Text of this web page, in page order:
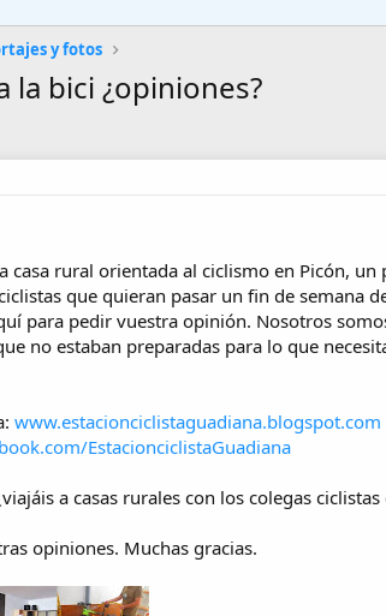
y fotos
la bici ¿opiniones?
casa rural orientada al ciclismo en Picón,
que quieran pasar un fin de semana
para pedir vuestra opinión. Nosotros
no estaban preparadas para lo que
www.estacionciclistaguadiana.blogspot.com
EstacionciclistaGuadiana
a casas rurales con los colegas
opiniones. Muchas gracias.